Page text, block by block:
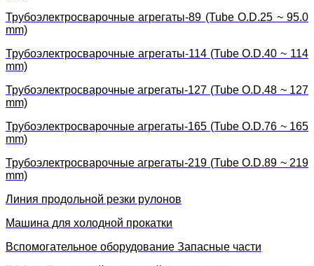
Трубоэлектросварочные агрегаты-89 (Tube O.D.25 ~ 95.0
mm)
Трубоэлектросварочные агрегаты-114 (Tube O.D.40 ~ 114
mm)
Трубоэлектросварочные агрегаты-127 (Tube O.D.48 ~ 127
mm)
Трубоэлектросварочные агрегаты-165 (Tube O.D.76 ~ 165
mm)
Трубоэлектросварочные агрегаты-219 (Tube O.D.89 ~ 219
mm)
Линия продольной резки рулонов
Машина для холодной прокатки
Вспомогательное оборудование Запасные части